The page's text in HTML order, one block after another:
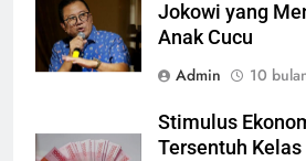
Jokowi yang
Anak Cucu
Admin
10
Stimulus
Tersentuh